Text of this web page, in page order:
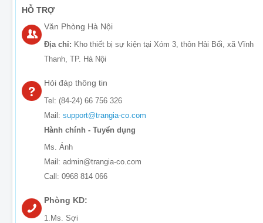
HỖ TRỢ
Văn Phòng Hà Nội
Địa chỉ: Kho thiết bị sự kiện tại Xóm 3, thôn Hải Bối, xã Vĩnh
Thanh, TP. Hà Nội
Hỏi đáp thông tin
Tel: (84-24) 66 756 326
Mail: support@trangia-co.com
Hành chính - Tuyển dụng
Ms. Ánh
Mail: admin@trangia-co.com
Call: 0968 814 066
Phòng KD:
1.Ms. Sợi